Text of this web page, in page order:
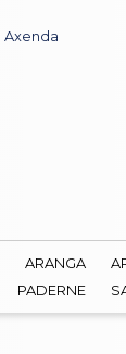
Axenda
ARANGA
PADERNE